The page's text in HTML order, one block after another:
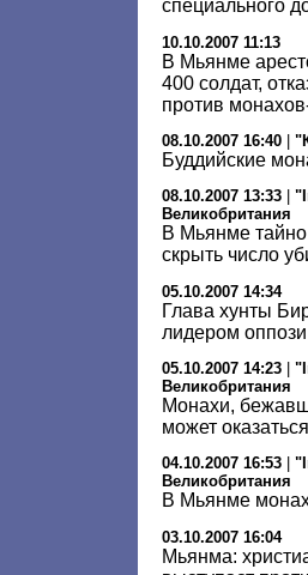
специального
10.10.2007 11:13
В Мьянме
400 солдат,
против
08.10.2007 16:40
Буддийские
08.10.2007 13:33
Великобритания
В Мьянме
скрыть число
05.10.2007 14:34
Глава хунты
лидером
05.10.2007 14:23
Великобритания
Монахи,
может
04.10.2007 16:53
Великобритания
В Мьянме
03.10.2007 16:04
Мьянма: